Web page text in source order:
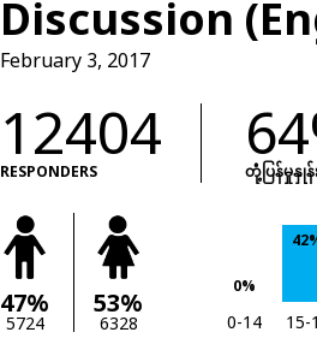
Discussion
February 3, 2017
12404
RESPONDERS တုံံ့ပြန်မှုနှုန်
47%
5724
53%
6328
0%
0-14 15-